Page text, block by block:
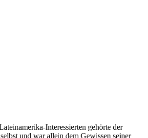
Interessierten gehörte der
und war allein dem Gewissen seiner